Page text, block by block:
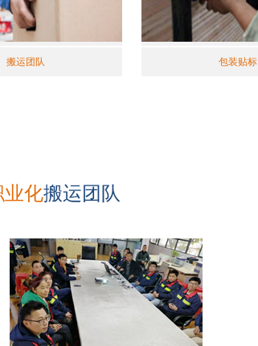
搬运团队 包装贴标
业化搬运团队